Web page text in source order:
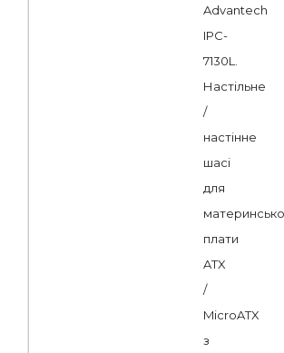
Advantech
IPC-
7130L.
Настільне
/
настінне
шасі
для
плати
ATX
/
MicroATX
з